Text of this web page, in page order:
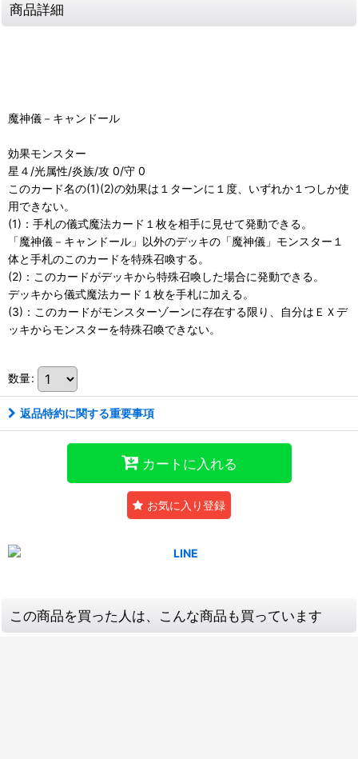
商品詳細
魔神儀－キャンドール
効果モンスター
星４/光属性/炎族/攻 0/守 0
このカード名の(1)(2)の効果は１ターンに１度、いずれか１つしか使
用できない。
(1)：手札の儀式魔法カード１枚を相手に見せて発動できる。
「魔神儀－キャンドール」以外のデッキの「魔神儀」モンスター１
体と手札のこのカードを特殊召喚する。
(2)：このカードがデッキから特殊召喚した場合に発動できる。
デッキから儀式魔法カード１枚を手札に加える。
(3)：このカードがモンスターゾーンに存在する限り、自分はＥＸデ
ッキからモンスターを特殊召喚できない。
数量:
返品特約に関する重要事項
カートに入れる
お気に入り登録
この商品を買った人は、こんな商品も買っています